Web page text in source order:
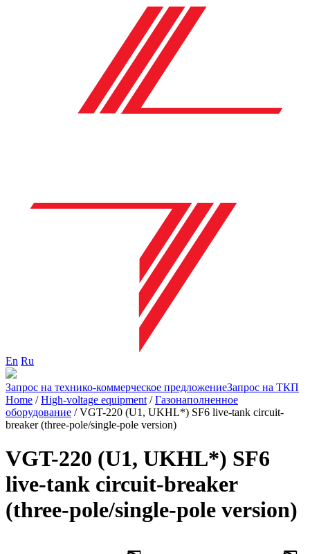
En Ru
Запрос на технико-коммерческое предложениеЗапрос на ТКП
Home /High-voltage equipment /Газонаполненное
оборудование /VGT-220 (U1, UKHL*) SF6 live-tank circuit-
breaker (three-pole/single-pole version)
VGT-220 (U1, UKHL*) SF6
live-tank circuit-breaker
(three-pole/single-pole version)